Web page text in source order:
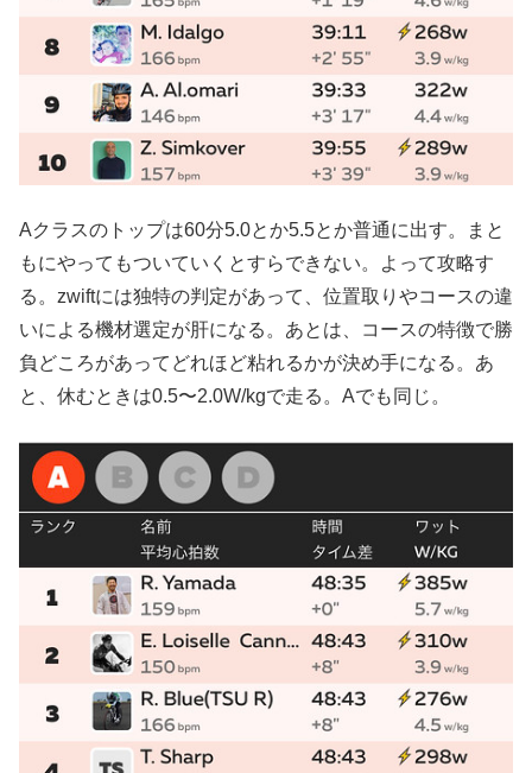
Aクラスのトップは60分5.0とか5.5とか普通に出す。まと
もにやってもついていくとすらできない。よって攻略す
る。zwiftには独特の判定があって、位置取りやコースの違
いによる機材選定が肝になる。あとは、コースの特徴で勝
負どころがあってどれほど粘れるかが決め手になる。あ
と、休むときは0.5〜2.0W/kgで走る。Aでも同じ。